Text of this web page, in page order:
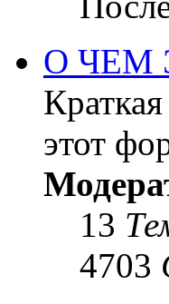
О ЧЕМ
этот
13
4703